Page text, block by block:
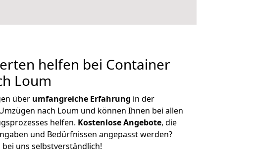
helfen bei Container
Loum
über umfangreiche Erfahrung in der
nach Loum und können Ihnen bei allen
helfen. Kostenlose Angebote, die
und Bedürfnissen angepasst werden?
bei uns selbstverständlich!